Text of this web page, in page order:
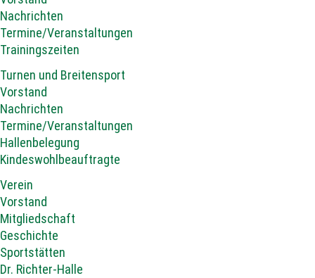
Nachrichten
Termine/Veranstaltungen
Trainingszeiten
Turnen und Breitensport
Vorstand
Nachrichten
Termine/Veranstaltungen
Hallenbelegung
Kindeswohlbeauftragte
Verein
Vorstand
Mitgliedschaft
Geschichte
Sportstätten
Dr. Richter-Halle